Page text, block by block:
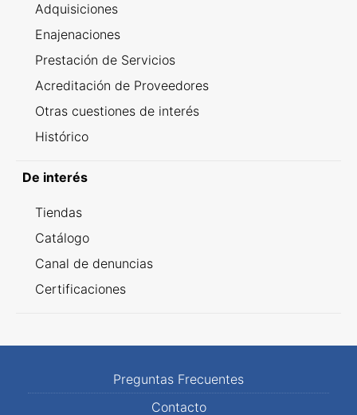
Adquisiciones
Enajenaciones
Prestación de Servicios
Acreditación de Proveedores
Otras cuestiones de interés
Histórico
De interés
Tiendas
Catálogo
Canal de denuncias
Certificaciones
Preguntas Frecuentes
Contacto